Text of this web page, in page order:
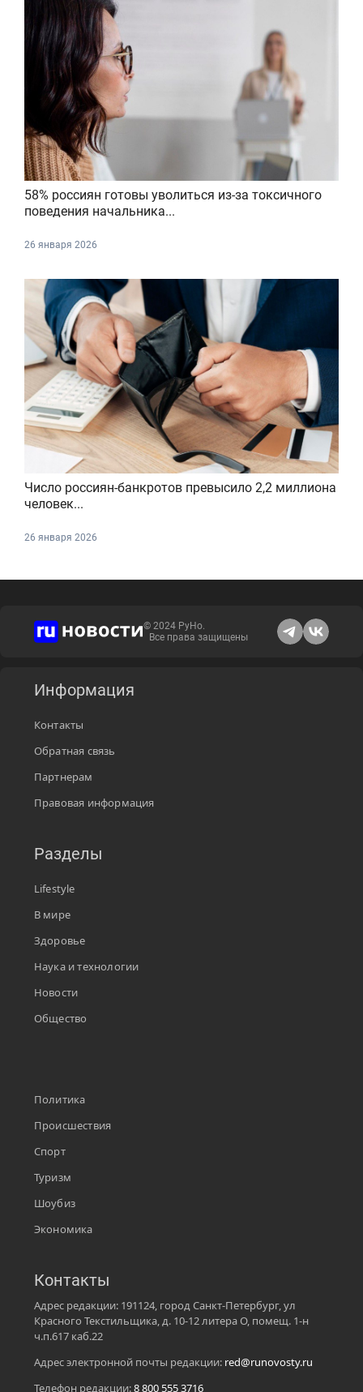
58% россиян готовы уволиться из-за токсичного
поведения начальника...
26 января 2026
Число россиян-банкротов превысило 2,2 миллиона
человек...
26 января 2026
© 2024 РуНо.
Все права защищены
Информация
Контакты
Обратная связь
Партнерам
Правовая информация
Разделы
Lifestyle
В мире
Здоровье
Наука и технологии
Новости
Общество
Политика
Происшествия
Спорт
Туризм
Шоубиз
Экономика
Контакты
Адрес редакции: 191124, город Санкт-Петербург, ул
Красного Текстильщика, д. 10-12 литера О, помещ. 1-н
ч.п.617 каб.22
Адрес электронной почты редакции: red@runovosty.ru
Телефон редакции:8 800 555 3716